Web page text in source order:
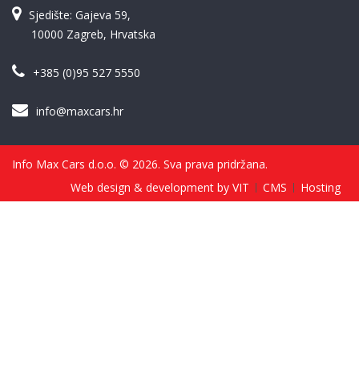
Sjedište: Gajeva 59,
10000 Zagreb, Hrvatska
+385 (0)95 527 5550
info@maxcars.hr
Info Max Cars d.o.o. © 2026. Sva prava pridržana.
Web design & development by VIT
CMS Hosting